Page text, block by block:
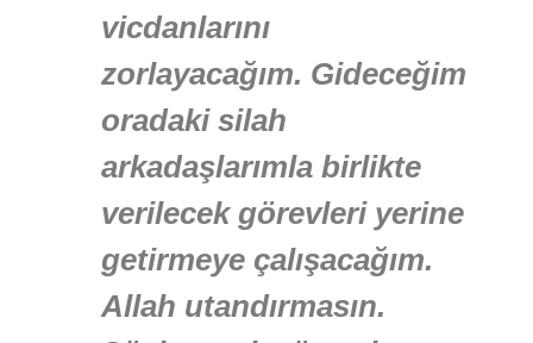
vicdanlarını
zorlayacağım. Gideceğim
oradaki silah
arkadaşlarımla birlikte
verilecek görevleri yerine
getirmeye çalışacağım.
Allah utandırmasın.